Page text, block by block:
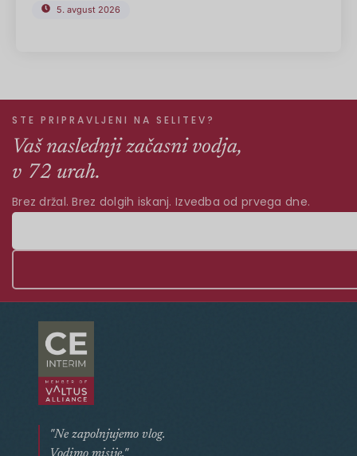
5. avgust 2026
STE PRIPRAVLJENI NA SELITEV?
Vaš naslednji začasni vodja,
v 72 urah.
Brez držal. Brez dolgih iskanj. Izvedba od prvega dne.
"Ne zapolnjujemo vlog.